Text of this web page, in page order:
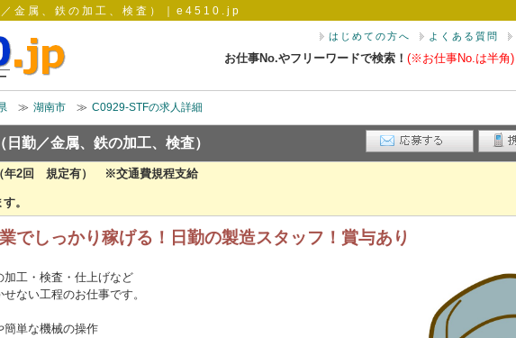
金属、鉄の加工、検査）｜e4510.jp
はじめての方へ よくある質問
お仕事No.やフリーワードで検索！ (※お仕事No.は半角)
≫ 湖南市≫ C0929-STFの求人詳細
日勤／金属、鉄の加工、検査）
年2回 規定有） ※交通費規程支給
。
でしっかり稼げる！日勤の製造スタッフ！賞与あり
加工・検査・仕上げなど
ない工程のお仕事です。
簡単な機械の操作